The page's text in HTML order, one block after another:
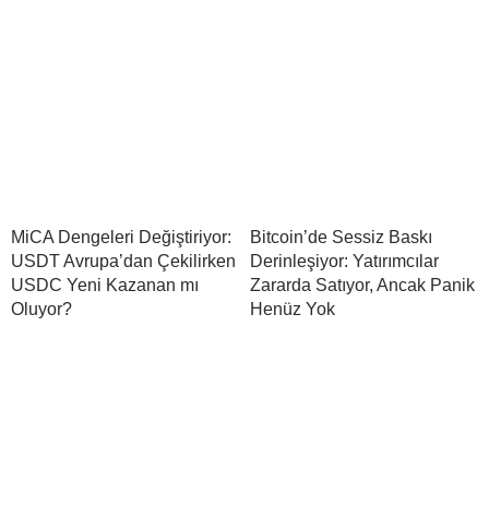
MiCA Dengeleri Değiştiriyor:
USDT Avrupa’dan Çekilirken
USDC Yeni Kazanan mı
Oluyor?
Bitcoin’de Sessiz Baskı
Derinleşiyor: Yatırımcılar
Zararda Satıyor, Ancak Panik
Henüz Yok